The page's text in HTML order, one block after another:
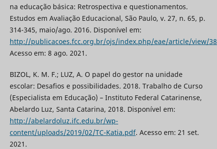
na educação básica: Retrospectiva e questionamentos.
Estudos em Avaliação Educacional, São Paulo, v. 27, n. 65, p.
314-345, maio/ago. 2016. Disponível em:
http://publicacoes.fcc.org.br/ojs/index.php/eae/article/view/
Acesso em: 8 ago. 2021.
BIZOL, K. M. F.; LUZ, A. O papel do gestor na unidade
escolar: Desafios e possibilidades. 2018. Trabalho de Curso
(Especialista em Educação) – Instituto Federal Catarinense,
Abelardo Luz, Santa Catarina, 2018. Disponível em:
http://abelardoluz.ifc.edu.br/wp-
content/uploads/2019/02/TC-Katia.pdf. Acesso em: 21 set.
2021.